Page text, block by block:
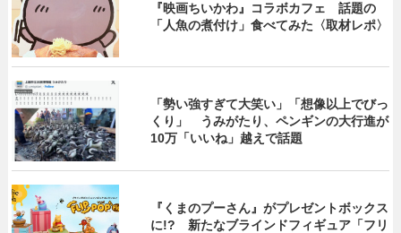
『映画ちいかわ』コラボカフェ 話題の
「人魚の煮付け」食べてみた〈取材レポ〉
「勢い強すぎて大笑い」「想像以上でびっ
くり」 うみがたり、ペンギンの大行進が
10万「いいね」越えで話題
『くまのプーさん』がプレゼントボックス
に!? 新たなブラインドフィギュア「フリ